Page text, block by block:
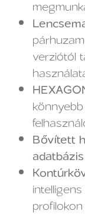
verziótól
Bővített
adatbázis